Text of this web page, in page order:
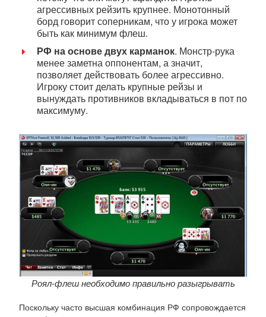
агрессивных рейзить крупнее. Монотонный
борд говорит соперникам, что у игрока может
быть как минимум флеш.
РФ на основе двух карманок. Монстр-рука
менее заметна оппонентам, а значит,
позволяет действовать более агрессивно.
Игроку стоит делать крупные рейзы и
вынуждать противников вкладываться в пот по
максимуму.
Роял-флеш необходимо правильно разыгрывать
Поскольку часто высшая комбинация РФ сопровождается